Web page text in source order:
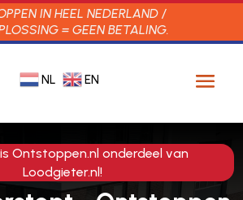
IN HEEL NEDERLAND /
= GEEN BETALING.
NL EN
Ontstoppen.nl onderdeel van
Loodgieter.nl!